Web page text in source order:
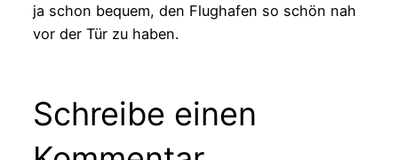
ja schon bequem, den Flughafen so schön nah
vor der Tür zu haben.
Schreibe einen